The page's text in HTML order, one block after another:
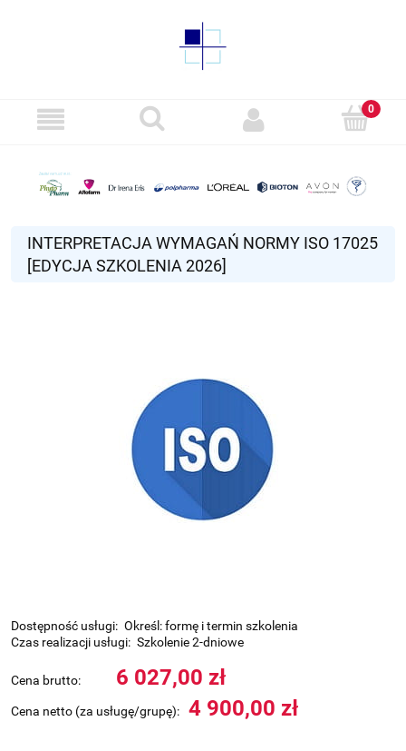
INTERPRETACJA WYMAGAŃ NORMY ISO 17025
[EDYCJA SZKOLENIA 2026]
Dostępność usługi: Określ: formę i termin szkolenia
Czas realizacji usługi: Szkolenie 2-dniowe
Cena brutto: 6 027,00 zł
Cena netto (za usługę/grupę): 4 900,00 zł